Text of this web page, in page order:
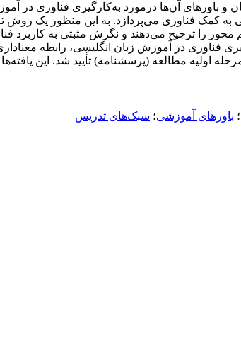
باورهای آن‌ها درمورد به‌کارگیری فناوری در
به کمک فناوری می‌پردازد. به این منظور یک
را ترجیح می‌دهند و نگرش مثبتی به کاربرد
فناوری در آموزش زبان انگلیسی، رابطه
اولیه مطالعه (پرسشنامه) تأیید شد. این
؛ باورهای آموزشی؛ سبک‌های تدریس